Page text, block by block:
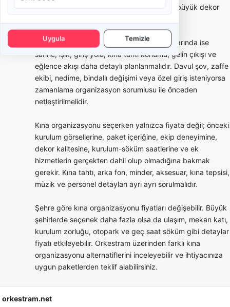
Uygula Temizle
Mekan kısıtları doğru paylaşılırsa gereksiz büyük dekor
Salon, otel ve açık alan kına organizasyonlarında ise
sahne, ışık, giriş yolu, kına tahtı konumu, gelin çıkışı ve
eğlence akışı daha detaylı planlanmalıdır. Davul şov, zaffe
ekibi, nedime, bindallı değişimi veya özel giriş isteniyorsa
zamanlama organizasyon sorumlusu ile önceden
netleştirilmelidir.
Kına organizasyonu seçerken yalnızca fiyata değil; önceki
kurulum görsellerine, paket içeriğine, ekip deneyimine,
dekor kalitesine, kurulum-söküm saatlerine ve ek
hizmetlerin gerçekten dahil olup olmadığına bakmak
gerekir. Kına tahtı, arka fon, minder, aksesuar, kına tepsisi,
müzik ve personel detayları ayrı ayrı sorulmalıdır.
Şehre göre kına organizasyonu fiyatları değişebilir. Büyük
şehirlerde seçenek daha fazla olsa da ulaşım, mekan katı,
kurulum zorluğu, otopark ve geç saat söküm gibi detaylar
fiyatı etkileyebilir. Orkestram üzerinden farklı kına
organizasyonu alternatiflerini inceleyebilir ve ihtiyacınıza
uygun paketlerden teklif alabilirsiniz.
orkestram.net